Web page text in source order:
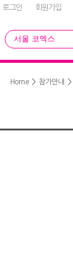
로그인 회원가입
서울 코엑스
Home> 참가안내